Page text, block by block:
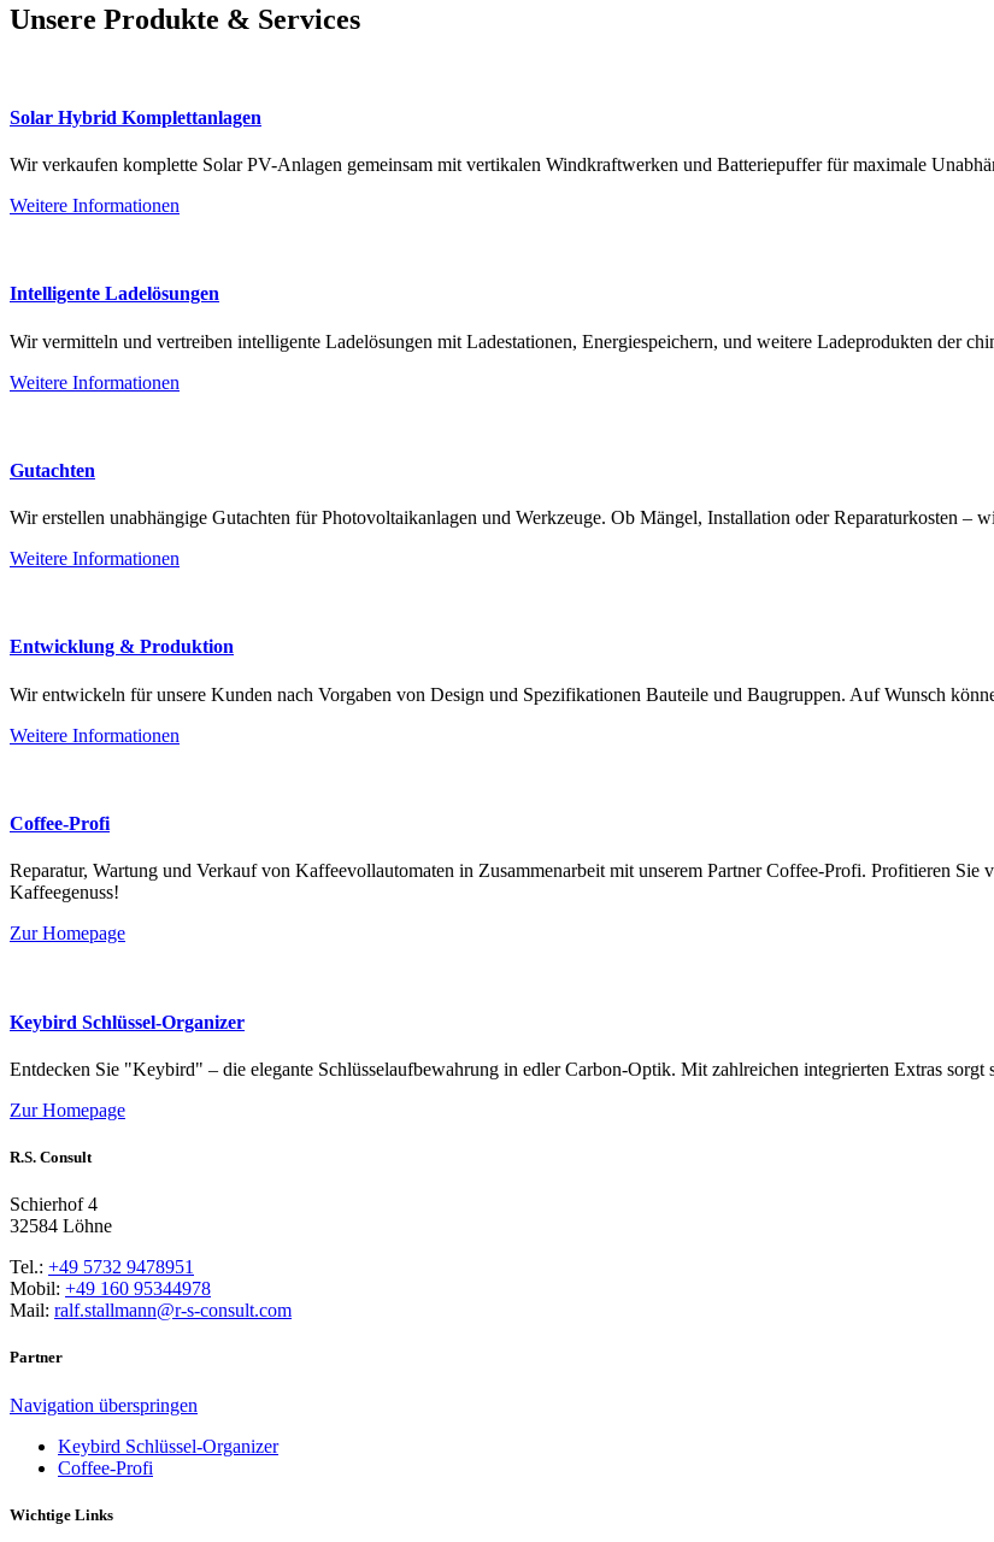
Unsere Produkte & Services
Solar Hybrid Komplettanlagen
Wir verkaufen komplette Solar PV-Anlagen gemeinsam mit vertikalen Windkraftwerken und Batteriepuffer für maximale
Weitere Informationen
Intelligente Ladelösungen
Wir vermitteln und vertreiben intelligente Ladelösungen mit Ladestationen, Energiespeichern, und weitere Ladeprodukten der
Weitere Informationen
Gutachten
Wir erstellen unabhängige Gutachten für Photovoltaikanlagen und Werkzeuge. Ob Mängel, Installation oder Reparaturkosten –
Weitere Informationen
Entwicklung & Produktion
Wir entwickeln für unsere Kunden nach Vorgaben von Design und Spezifikationen Bauteile und Baugruppen. Auf Wunsch
Weitere Informationen
Coffee-Profi
Reparatur, Wartung und Verkauf von Kaffeevollautomaten in Zusammenarbeit mit unserem Partner Coffee-Profi. Profitieren
Kaffeegenuss!
Zur Homepage
Keybird Schlüssel-Organizer
Entdecken Sie "Keybird" – die elegante Schlüsselaufbewahrung in edler Carbon-Optik. Mit zahlreichen integrierten Extras
Zur Homepage
R.S. Consult
Schierhof 4
32584 Löhne
Tel.: +49 5732 9478951
Mobil: +49 160 95344978
Mail: ralf.stallmann@r-s-consult.com
Partner
Navigation überspringen
Keybird Schlüssel-Organizer
Coffee-Profi
Wichtige Links